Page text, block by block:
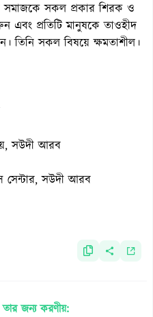
সমাজকে সকল প্রকার শিরক ও
এবং প্রতিটি মানুষকে তাওহীদ
সকল বিষয়ে ক্ষমতাশীল।
সউদী আরব
সেন্টার, সউদী আরব
জন্য করণীয়: